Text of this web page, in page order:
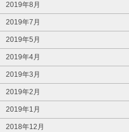
2019年8月
2019年7月
2019年5月
2019年4月
2019年3月
2019年2月
2019年1月
2018年12月